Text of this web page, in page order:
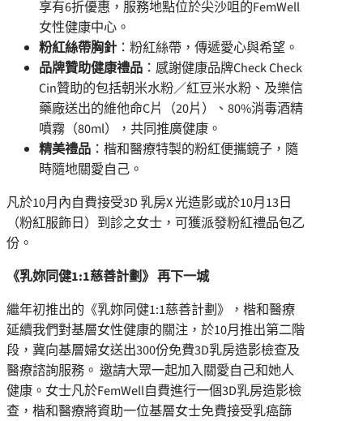
享有6折優惠，服務地點位於尖沙咀的FemWell
女性健康中心。
粉紅絲帶胸針：粉紅絲帶，傳遞愛心與希望。
品牌贊助健康禮品 ：感謝健康品牌Check Check
Cin贊助的包括朝米水粉／紅豆米水粉、及樂信
藥廠送出的維他命C片（20片）、80%消毒酒精
噴霧（80ml），共同推廣健康。
精美禮品 ：楷和醫療特製的粉紅便攜鏡子，隨
時隨地關愛自己。
凡於10月內自費接受3D 乳房X 光造影或於10月13日
（粉紅服飾日）到診之女士，可獲派發粉紅禮品包乙
份。
《乳妳同健1:1慈善計劃》 再下一城
繼年初推出的《乳妳同健1:1慈善計劃》，楷和醫療
延續我們對基層女性健康的關注，於10月推出第二階
段，冀向基層婦女送出300份免費3D乳房造影檢查及
醫療諮詢服務。 邀請大眾一起加入關愛自己和她人
健康。女士凡於FemWell自費進行一個3D乳房造影檢
查，楷和醫療將資助一位基層女士免費接受乳癌篩